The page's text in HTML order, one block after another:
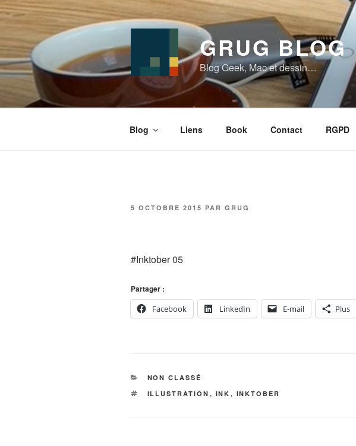
Aller
au
contenu
principal
GRUG BLOG
Blog Geek, Mac et dessin…
Blog Liens Book Contact RGPD
PUBLIÉ
5 OCTOBRE 2015 PAR GRUG
#Inktober 05
Partager :
Facebook
LinkedIn E-mail Plus
CATÉGORIES
NON CLASSÉ
ÉTIQUETTES
ILLUSTRATION , INK , INKTOBER